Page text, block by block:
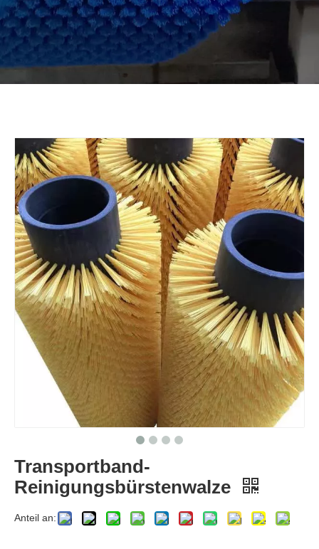
Transportband-
Reinigungsbürstenwalze
Anteil an: